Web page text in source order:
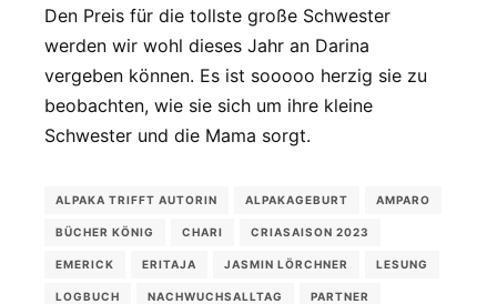
Den Preis für die tollste große Schwester
werden wir wohl dieses Jahr an Darina
vergeben können. Es ist sooooo herzig sie zu
beobachten, wie sie sich um ihre kleine
Schwester und die Mama sorgt.
ALPAKA TRIFFT AUTORIN ALPAKAGEBURT AMPARO
BÜCHER KÖNIG CHARI CRIASAISON 2023
EMERICK ERITAJA JASMIN LÖRCHNER LESUNG
LOGBUCH NACHWUCHSALLTAG PARTNER